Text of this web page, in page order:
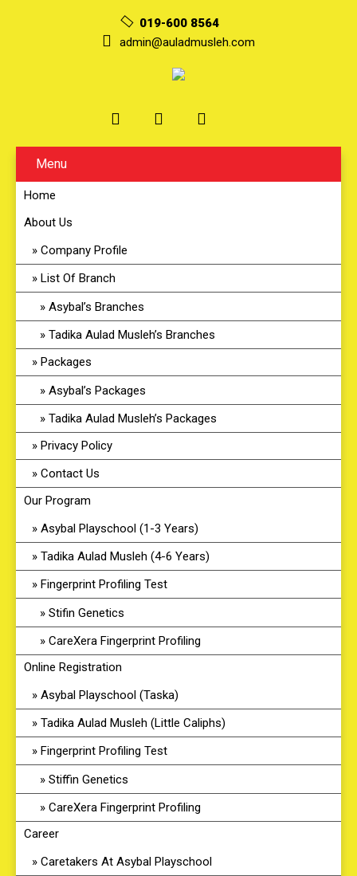
019-600 8564
admin@auladmusleh.com
Menu
Home
About Us
Company Profile
List Of Branch
Asybal’s Branches
Tadika Aulad Musleh’s Branches
Packages
Asybal’s Packages
Tadika Aulad Musleh’s Packages
Privacy Policy
Contact Us
Our Program
Asybal Playschool (1-3 Years)
Tadika Aulad Musleh (4-6 Years)
Fingerprint Profiling Test
Stifin Genetics
CareXera Fingerprint Profiling
Online Registration
Asybal Playschool (Taska)
Tadika Aulad Musleh (Little Caliphs)
Fingerprint Profiling Test
Stiffin Genetics
CareXera Fingerprint Profiling
Career
Caretakers At Asybal Playschool